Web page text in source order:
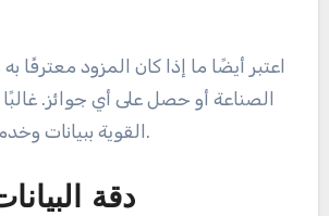
اعتبر أيضًا ما إذا كان المزود
الصناعة أو حصل على أي جوائز.
القوية ببيانات وخدمات عالية الجودة.
دقة